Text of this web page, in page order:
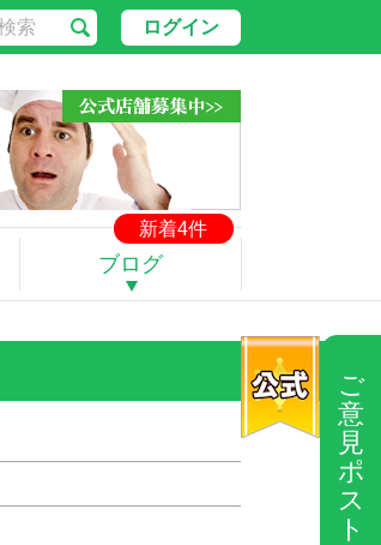
ご
意
見
ポ
ス
ト
ログイン
新着4件
ブログ